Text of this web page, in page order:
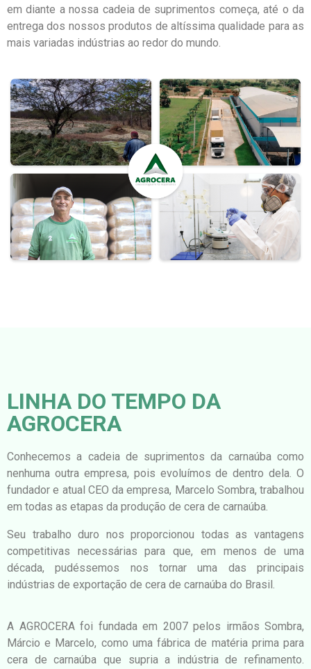
em diante a nossa cadeia de suprimentos começa, até o da
entrega dos nossos produtos de altíssima qualidade para as
mais variadas indústrias ao redor do mundo.
LINHA DO TEMPO DA
AGROCERA
Conhecemos a cadeia de suprimentos da carnaúba como
nenhuma outra empresa, pois evoluímos de dentro dela. O
fundador e atual CEO da empresa, Marcelo Sombra, trabalhou
em todas as etapas da produção de cera de carnaúba.
Seu trabalho duro nos proporcionou todas as vantagens
competitivas necessárias para que, em menos de uma
década, pudéssemos nos tornar uma das principais
indústrias de exportação de cera de carnaúba do Brasil.
A AGROCERA foi fundada em 2007 pelos irmãos Sombra,
Márcio e Marcelo, como uma fábrica de matéria prima para
cera de carnaúba que supria a indústria de refinamento.